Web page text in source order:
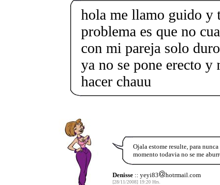
hola me llamo guido y
problema es que no
con mi pareja solo
ya no se pone erecto y
hacer chauu
Ojala estome resulte, para
momento todavia no se me
Denisse:: yeyi83 hotrmail.com
[28/11/2008] 19:20 Hrs.